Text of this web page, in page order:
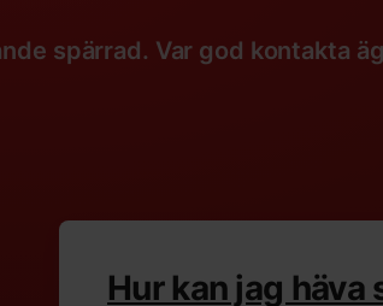
spärrad. Var god kontakta
Hur kan jag häva